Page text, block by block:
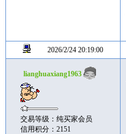
2026/2/24 20:19:00
lianghuaxiang1963
交易等级：纯买家会员
信用积分：2151